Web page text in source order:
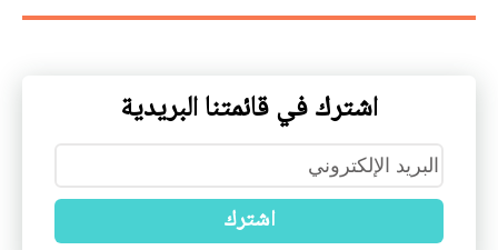
اشترك في قائمتنا البريدية
اشترك